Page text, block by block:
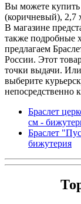
Вы можете купить
(коричневый), 2,7
В магазине
также подробные
предлагаем
России. Этот
точки выдачи.
выберите
непосредственно
Браслет
см -
Браслет
бижутерия